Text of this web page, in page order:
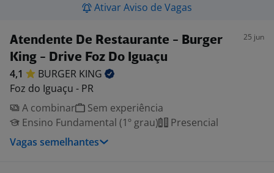
Ativar Aviso de Vagas
Atendente De Restaurante - Burger
King - Drive Foz Do Iguaçu
25 jun
4,1 BURGER KING
Foz do Iguaçu - PR
A combinar
Sem experiência
Ensino Fundamental (1º grau)
Presencial
Vagas semelhantes